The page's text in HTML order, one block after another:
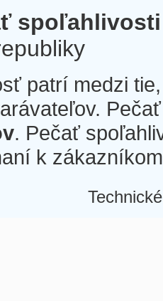
spoľahlivosti
patrí medzi
. Pečať
k